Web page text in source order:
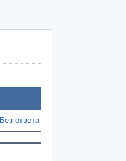
Без ответа